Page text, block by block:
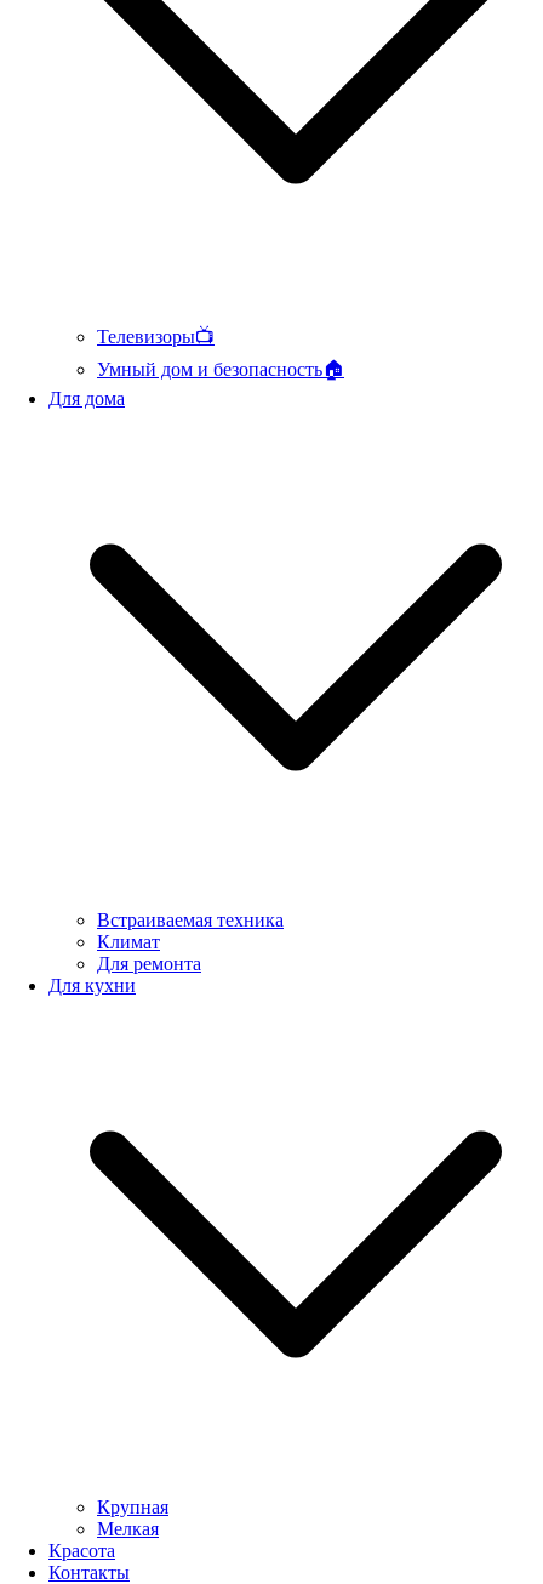
Телевизоры📺
Умный дом и безопасность🏠
Для дома
Встраиваемая техника
Климат
Для ремонта
Для кухни
Крупная
Мелкая
Красота
Контакты